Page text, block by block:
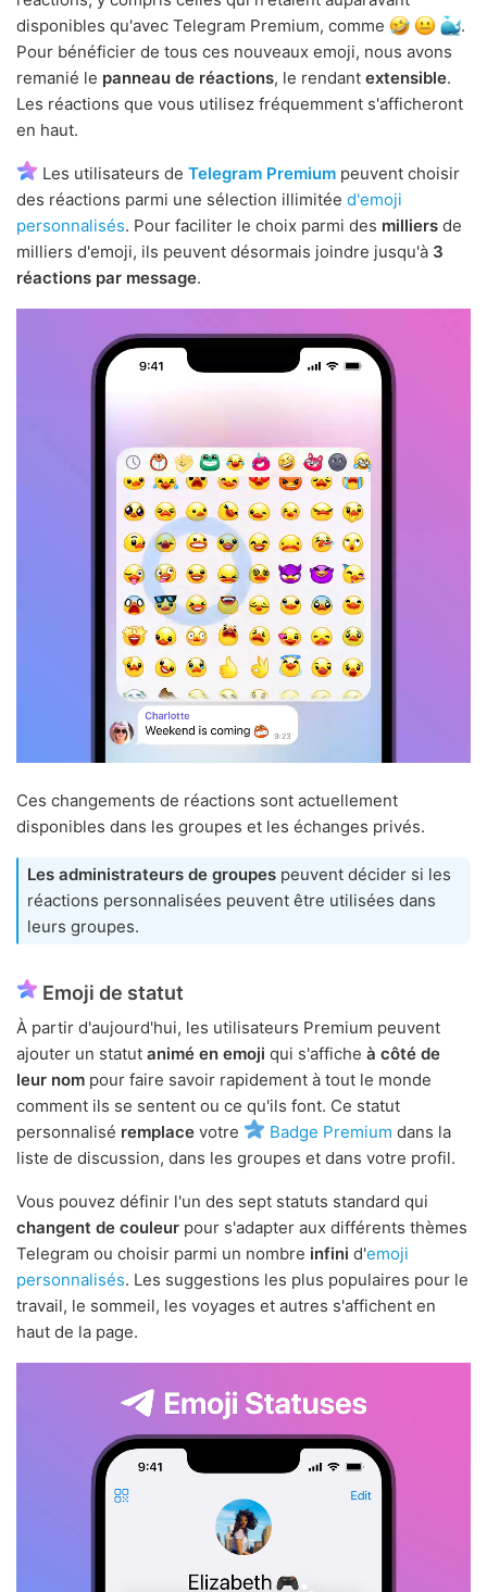
disponibles qu'avec Telegram Premium, comme
.
Pour bénéficier de tous ces nouveaux emoji, nous avons
remanié le panneau de réactions, le rendant extensible.
Les réactions que vous utilisez fréquemment s'afficheront
en haut.
Les utilisateurs de Telegram Premium peuvent choisir
des réactions parmi une sélection illimitée d'emoji
personnalisés. Pour faciliter le choix parmi des milliers de
milliers d'emoji, ils peuvent désormais joindre jusqu'à 3
réactions par message.
Ces changements de réactions sont actuellement
disponibles dans les groupes et les échanges privés.
Les administrateurs de groupes peuvent décider si les
réactions personnalisées peuvent être utilisées dans
leurs groupes.
Emoji de statut
À partir d'aujourd'hui, les utilisateurs Premium peuvent
ajouter un statut animé en emoji qui s'affiche à côté de
leur nom pour faire savoir rapidement à tout le monde
comment ils se sentent ou ce qu'ils font. Ce statut
personnalisé remplace votre Badge Premium dans la
liste de discussion, dans les groupes et dans votre profil.
Vous pouvez définir l'un des sept statuts standard qui
changent de couleur pour s'adapter aux différents thèmes
Telegram ou choisir parmi un nombre infini d'emoji
personnalisés. Les suggestions les plus populaires pour le
travail, le sommeil, les voyages et autres s'affichent en
haut de la page.